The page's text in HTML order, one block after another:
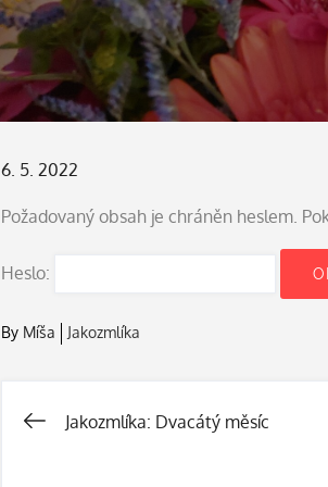
Posted
6. 5. 2022
Požadovaný obsah je chráněn heslem.
Heslo:
By Míša Jakozmlíka
Navigace
Jakozmlíka: Dvacátý měsíc